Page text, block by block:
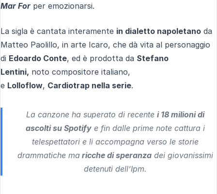
Mar For per emozionarsi.
La sigla è cantata interamente in dialetto napoletano da
Matteo Paolillo, in arte Icaro, che dà vita al personaggio
di Edoardo Conte, ed è prodotta da Stefano
Lentini, noto compositore italiano,
e Lolloflow, Cardiotrap nella serie.
La canzone ha superato di recente i 18 milioni di
ascolti su Spotify e fin dalle prime note cattura i
telespettatori e li accompagna verso le storie
drammatiche ma ricche di speranza dei giovanissimi
detenuti dell’Ipm.